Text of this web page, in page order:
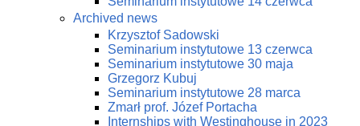
Archived news
Krzysztof Sadowski
Seminarium instytutowe 13 czerwca
Seminarium instytutowe 30 maja
Grzegorz Kubuj
Seminarium instytutowe 28 marca
Zmarł prof. Józef Portacha
Internships with Westinghouse in 2023